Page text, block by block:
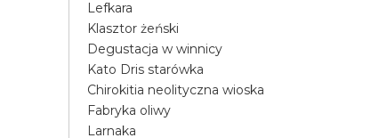
Lefkara
Klasztor żeński
Degustacja w winnicy
Kato Dris starówka
Chirokitia neolityczna wioska
Fabryka oliwy
Larnaka